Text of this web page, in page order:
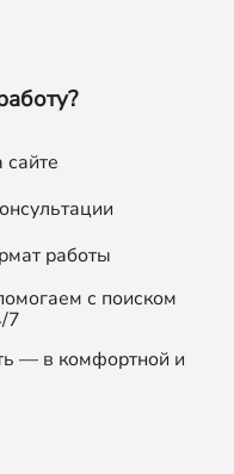
сайте
работы
с поиском
7
— в комфортной и